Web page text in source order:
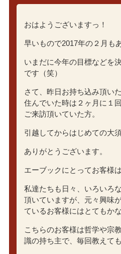
おはようございますっ！
早いもので2017年の２月も
いまだに今年の目標などを
です（笑）
さて、昨日お持ち込み頂い
住んでいた時は２ヶ月に１
ご来訪頂いていた方。
引越してからはじめての大
ありがとうございます。
エーブックにとってお客様
私達たちも日々、いろいろ
頂いていますが、元々興味
ているお客様にはとてもか
こちらのお客様は哲学や宗
識の持ち主で、毎回教えて